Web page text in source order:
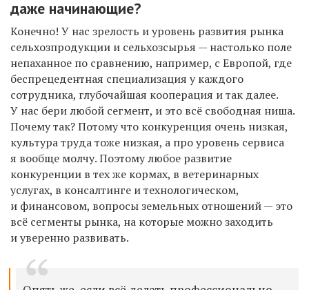
даже начинающие?
Конечно! У нас зрелость и уровень развития рынка
сельхозпродукции и сельхозсырья — настолько поле
непаханное по сравнению, например, с Европой, где
беспрецедентная специализация у каждого
сотрудника, глубочайшая кооперация и так далее.
У нас бери любой сегмент, и это всё свободная ниша.
Почемутак? Потому что конкуренция очень низкая,
культуратруда тоже низкая, а про уровень сервиса
я вообще молчу. Поэтому любое развитие
конкуренции в тех же кормах, в ветеринарных
услугах, в консалтинге итехнологическом,
и финансовом, вопросы земельных отношений — это
всё сегменты рынка, на которые можно заходить
иуверенно развивать.